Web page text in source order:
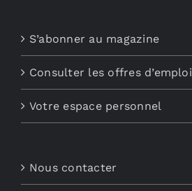
S’abonner au magazine
Consulter les offres d’emploi
Votre espace personnel
Nous contacter